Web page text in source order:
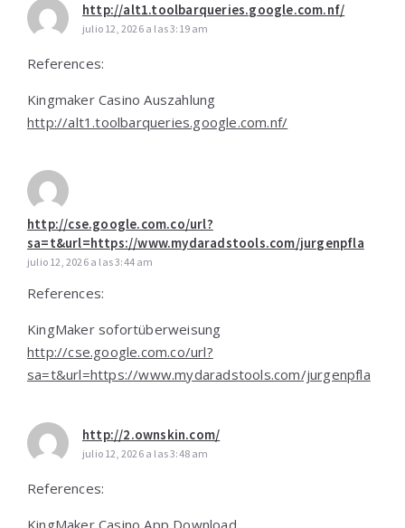
http://alt1.toolbarqueries.google.com.nf/
julio 12, 2026 a las 3:19 am
References:
Kingmaker Casino Auszahlung
http://alt1.toolbarqueries.google.com.nf/
http://cse.google.com.co/url?
sa=t&url=https://www.mydaradstools.com/jurgenpfla
julio 12, 2026 a las 3:44 am
References:
KingMaker sofortüberweisung
http://cse.google.com.co/url?
sa=t&url=https://www.mydaradstools.com/jurgenpfla
http://2.ownskin.com/
julio 12, 2026 a las 3:48 am
References: